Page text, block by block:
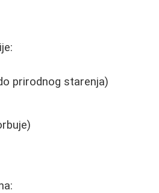
prirodnog starenja)